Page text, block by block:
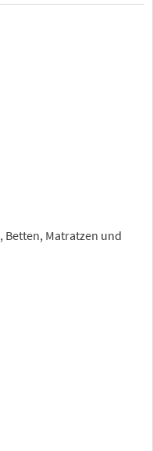
Matratzen und